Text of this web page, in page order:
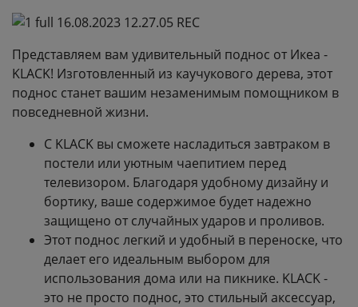
Представляем вам удивительный поднос от Икеа -
KLACK! Изготовленный из каучукового дерева, этот
поднос станет вашим незаменимым помощником в
повседневной жизни.
С KLACK вы сможете насладиться завтраком в
постели или уютным чаепитием перед
телевизором. Благодаря удобному дизайну и
бортику, ваше содержимое будет надежно
защищено от случайных ударов и проливов.
Этот поднос легкий и удобный в переноске, что
делает его идеальным выбором для
использования дома или на пикнике. KLACK -
это не просто поднос, это стильный аксессуар,